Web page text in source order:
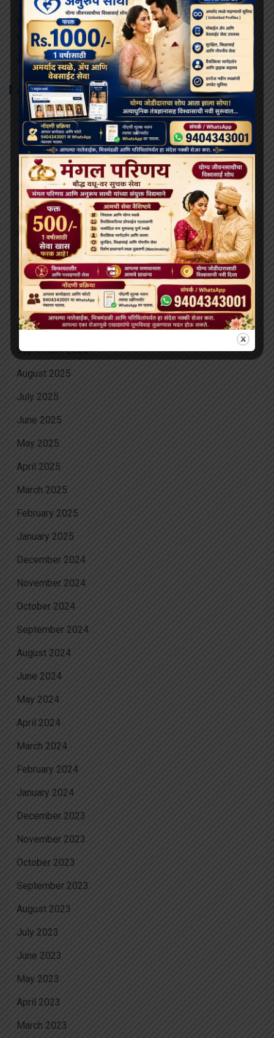
थायलंडच्या अपघातात जखमी झालेल्या भिक्षूंच्या देखभाल त्यांना राजेशाही
संरक्षणाखाली उपचार पुरवले जातील.
बोधिमग्गो महाविहार प्रवेश व्दार चे भूमि पूजन संपन्न
ARCHIVES
July 2026
June 2026
May 2026
April 2026
March 2026
February 2026
January 2026
December 2025
November 2025
October 2025
September 2025
August 2025
July 2025
June 2025
May 2025
April 2025
March 2025
February 2025
January 2025
December 2024
November 2024
October 2024
September 2024
August 2024
June 2024
May 2024
April 2024
March 2024
February 2024
January 2024
December 2023
November 2023
October 2023
September 2023
August 2023
July 2023
June 2023
May 2023
April 2023
March 2023